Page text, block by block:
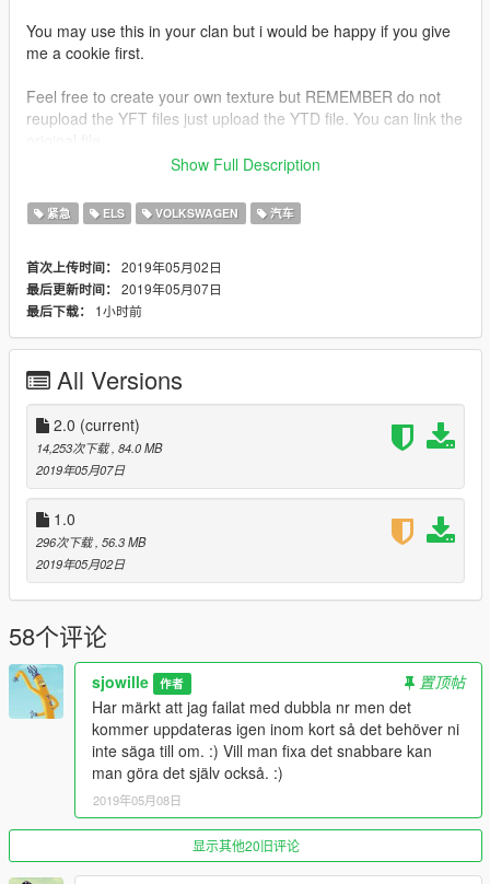
You may use this in your clan but i would be happy if you give
me a cookie first.
Feel free to create your own texture but REMEMBER do not
reupload the YFT files just upload the YTD file. You can link the
------------------------
Name: Volkswagen T6
Version: 1.0
Lightbar Original: Whelen-Liberty
License plate:Swedish
ELS Enabled: Yes
Credits
Model source:VW Transporter T6 by Y.Ben
Model setup: Sjowille
Model editor: Sjowille
Texture by: Sjowille
Els setting: Sjowille
Antennas: Raptor2000
Original lightbar: StraightglitcheZ
Lightbar editor: Sjowille
It can have some bugs and if you see something please
contact me so i can make an update.
ENJOY! :D
Show Full Description
紧急 ELS VOLKSWAGEN 汽车
首次上传时间： 2019年05月02日
最后更新时间： 2019年05月07日
最后下载：
1小时前
All Versions
2.0 (current)
14,253次下载, 84.0 MB
2019年05月07日
1.0
296次下载, 56.3 MB
2019年05月02日
58个评论
sjowille 作者
置顶帖
Har märkt att jag failat med dubbla nr men det
kommer uppdateras igen inom kort så det behöver ni
inte säga till om. :) Vill man fixa det snabbare kan
man göra det själv också. :)
2019年05月08日
显示其他20旧评论